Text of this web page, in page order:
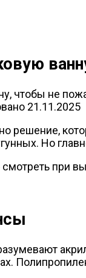
21.11.2025
решение,
Но
при